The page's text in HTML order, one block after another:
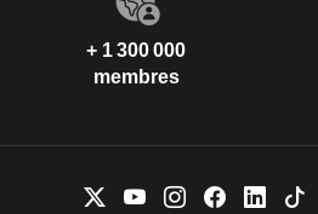
+ 1 300 000
membres